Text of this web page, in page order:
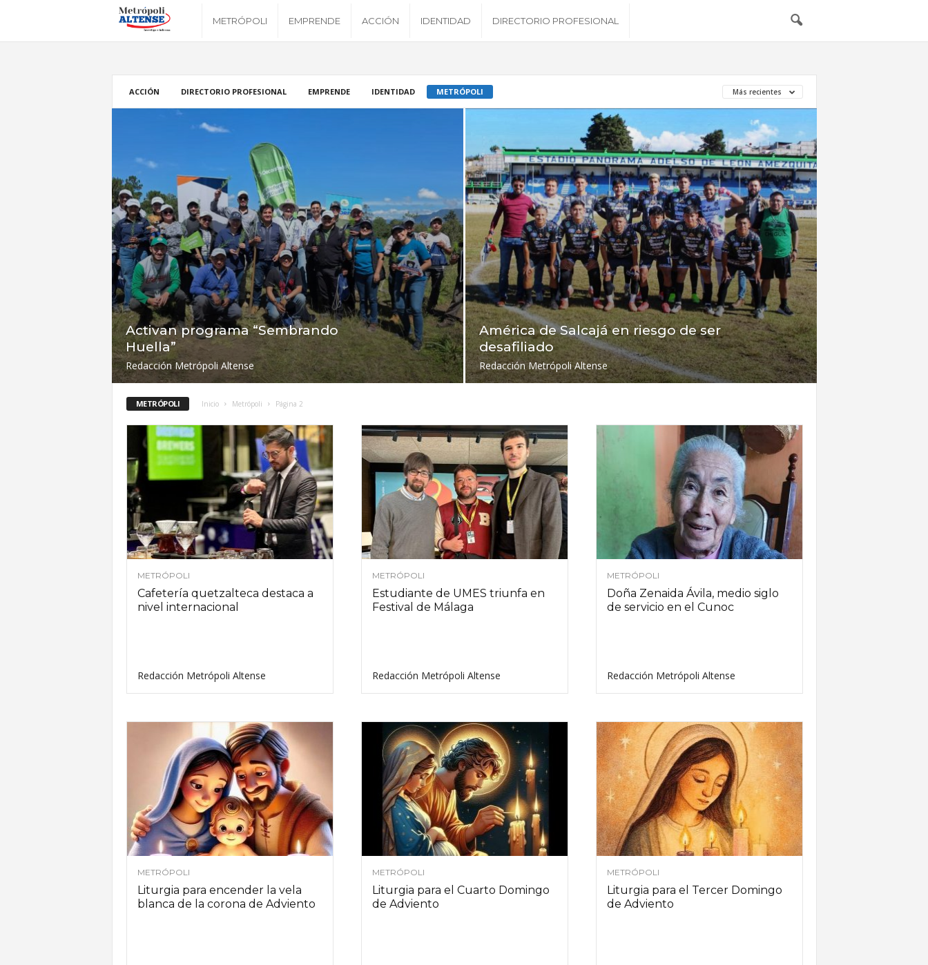
r
p
o
l
i
A
l
s
e
METRÓPOLI EMPRENDE ACCIÓN IDENTIDAD DIRECTORIO PROFESIONAL
ACCIÓN DIRECTORIO PROFESIONAL EMPRENDE IDENTIDAD METRÓPOLI Más recientes
Activan programa “Sembrando
Huella”
Redacción Metrópoli Altense
América de Salcajá en riesgo de ser
desafiliado
Redacción Metrópoli Altense
METRÓPOLI Inicio Metrópoli Página 2
METRÓPOLI
Cafetería quetzalteca destaca a
nivel internacional
Redacción Metrópoli Altense
METRÓPOLI
Estudiante de UMES triunfa en
Festival de Málaga
Redacción Metrópoli Altense
METRÓPOLI
Doña Zenaida Ávila, medio siglo
de servicio en el Cunoc
Redacción Metrópoli Altense
METRÓPOLI
Liturgia para encender la vela
blanca de la corona de Adviento
METRÓPOLI
Liturgia para el Cuarto Domingo
de Adviento
METRÓPOLI
Liturgia para el Tercer Domingo
de Adviento